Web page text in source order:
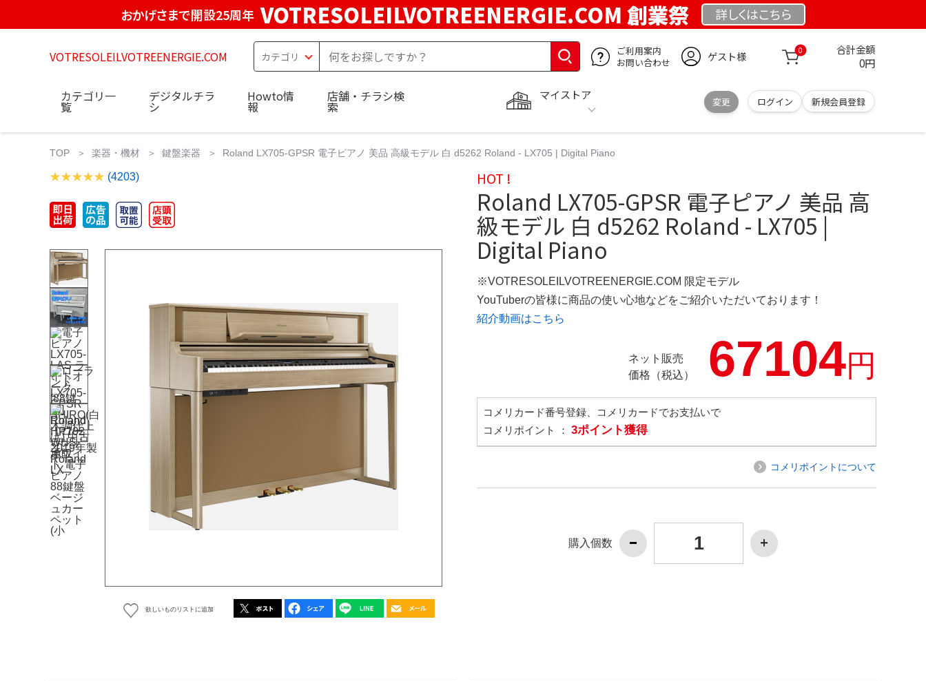
おかげさまで開設25周年 VOTRESOLEILVOTREENERGIE.COM 創業祭 詳しくはこちら
VOTRESOLEILVOTREENERGIE.COM
ご利用案内
お問い合わせ
ゲスト様 0 合計金額
0円
マイストア
変更 ログイン 新規会員登録
カテゴリ一
覧
デジタルチラ
シ
Howto情
報
店舗・チラシ検
索
TOP 楽器・機材 鍵盤楽器 Roland LX705-GPSR 電子ピアノ 美品 高級モデル 白 d5262 Roland - LX705 | Digital Piano
(4203)
欲しいものリストに追加
HOT !
Roland LX705-GPSR 電子ピアノ 美品 高
級モデル 白 d5262 Roland - LX705 |
Digital Piano
※VOTRESOLEILVOTREENERGIE.COM 限定モデル
YouTuberの皆様に商品の使い心地などをご紹介いただいております！
紹介動画はこちら
ネット販売
価格（税込）
67104円
コメリカード番号登録、コメリカードでお支払いで
コメリポイント ： 3ポイント獲得
コメリポイントについて
購入個数